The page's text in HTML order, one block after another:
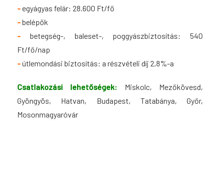
-egyágyas felár: 28.600 Ft/fő
-belépők
- betegség-, baleset-, poggyászbiztosítás: 540
Ft/fő/nap
-útlemondási biztosítás: a részvételi díj 2,8%-a
Csatlakozási lehetőségek: Miskolc, Mezőkövesd,
Gyöngyös, Hatvan, Budapest, Tatabánya, Győr,
Mosonmagyaróvár